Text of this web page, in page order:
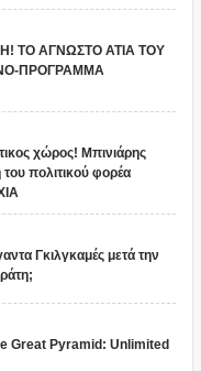
ΤΟ ΑΓΝΩΣΤΟ ΑΤΙΑ ΤΟΥ
ΠΡΟΓΡΑΜΜΑ
χώρος! Μπινιάρης
πολιτικού φορέα
Γκιλγκαμές μετά την
Great Pyramid: Unlimited